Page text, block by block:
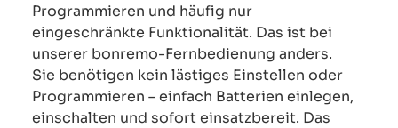
Programmieren und häufig nur
eingeschränkte Funktionalität. Das ist bei
unserer bonremo-Fernbedienung anders.
Sie benötigen kein lästiges Einstellen oder
Programmieren – einfach Batterien einlegen,
einschalten und sofort einsatzbereit. Das